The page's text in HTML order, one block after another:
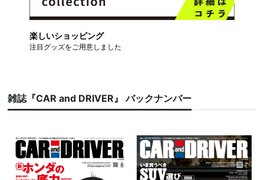
楽しいショッピング
注目グッズをご用意しました
雑誌『CAR and DRIVER』 バックナンバー